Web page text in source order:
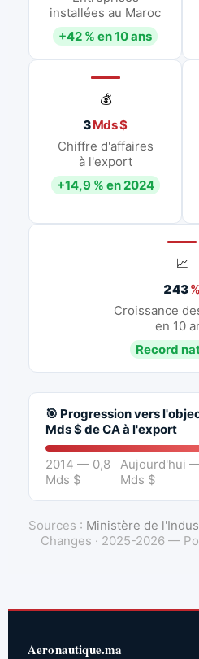
installées au Maroc
+42 % en 10 ans
💰
3Mds $
Chiffre d'affaires
à l'export
+14,9 % en 2024
📈
243%
Croissance
en 10
Record
🎯 Progression vers
Mds $ de CA à l'export
2014 — 0,8
Mds $
Aujourd'hui
Mds $
Sources : Ministère de
Changes · 2025-2026 —
Aeronautique.ma